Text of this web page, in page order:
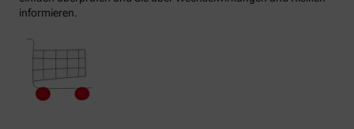
informieren.